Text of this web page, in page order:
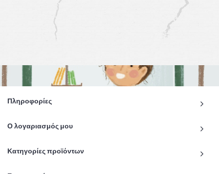
Πληροφορίες
Ο λογαριασμός μου
Κατηγορίες προϊόντων